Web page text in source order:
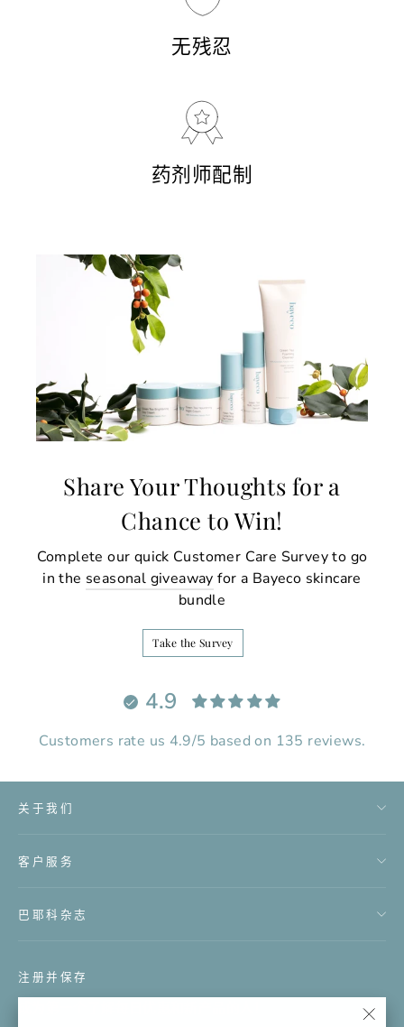
无残忍
药剂师配制
Share Your Thoughts for a
Chance to Win!
Complete our quick Customer Care Survey to go
in the seasonal giveaway for a Bayeco skincare
bundle
Take the Survey
4.9
Customers rate us 4.9/5 based on 135 reviews.
关于我们
客户服务
巴耶科杂志
注册并保存